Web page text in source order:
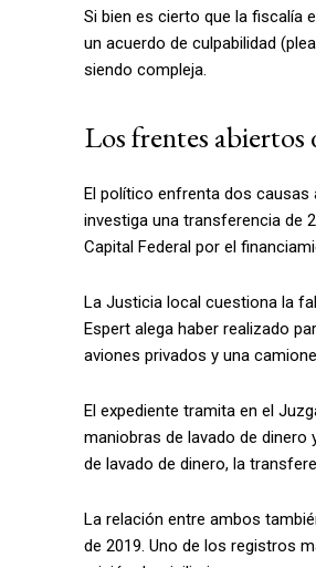
Si bien es cierto que la fiscalía
un acuerdo de culpabilidad
siendo compleja.
Los frentes
El político enfrenta dos causas
investiga una transferencia de
Capital Federal por el
La Justicia local cuestiona la
Espert alega haber realizado
aviones privados y una
El expediente tramita en el
maniobras de lavado de
de lavado de dinero, la
La relación entre ambos
de 2019. Uno de los registros